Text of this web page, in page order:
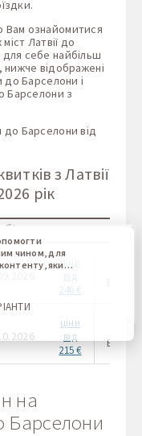
Вам ознайомитися
Латвії до
себе найбільш
нижче відображені
до Барселони і
Барселони з
до Барселони від
з Латвії
рік
ціни
від
246 €
ціни
від
215 €
на
Барселони
чином, для
який
Вас
того,
нам
зміни для
Підтвердивши,
файлів cookie.
час,